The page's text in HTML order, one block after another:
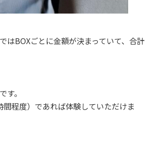
はBOXごとに金額が決まっていて、合計
。
程度）であれば体験していただけま